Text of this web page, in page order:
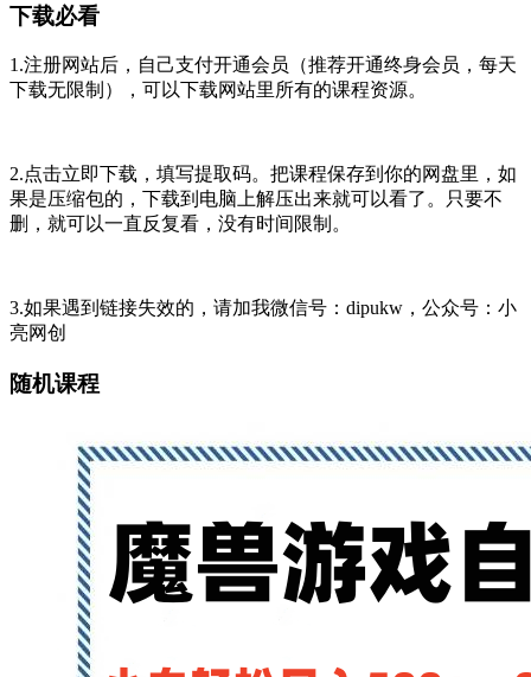
下载必看
1.注册网站后，自己支付开通会员（推荐开通终身会员，每天
下载无限制），可以下载网站里所有的课程资源。
2.点击立即下载，填写提取码。把课程保存到你的网盘里，如
果是压缩包的，下载到电脑上解压出来就可以看了。只要不
删，就可以一直反复看，没有时间限制。
3.如果遇到链接失效的，请加我微信号：dipukw，公众号：小
亮网创
随机课程